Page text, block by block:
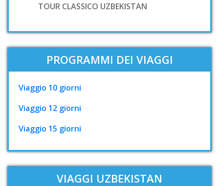
TOUR CLASSICO UZBEKISTAN
PROGRAMMI DEI VIAGGI
Viaggio 10 giorni
Viaggio 12 giorni
Viaggio 15 giorni
VIAGGI UZBEKISTAN